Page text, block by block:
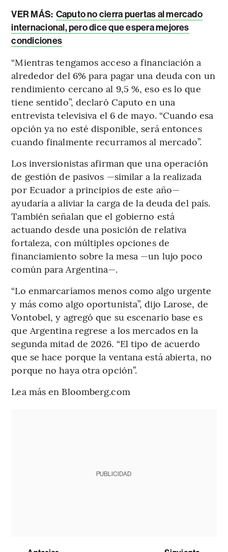
VER MÁS: Caputo no cierra puertas al mercado
internacional, pero dice que espera mejores
condiciones
“Mientras tengamos acceso a financiación a
alrededor del 6% para pagar una deuda con un
rendimiento cercano al 9,5 %, eso es lo que
tiene sentido”, declaró Caputo en una
entrevista televisiva el 6 de mayo. “Cuando esa
opción ya no esté disponible, será entonces
cuando finalmente recurramos al mercado”.
Los inversionistas afirman que una operación
de gestión de pasivos —similar a la realizada
por Ecuador a principios de este año—
ayudaría a aliviar la carga de la deuda del país.
También señalan que el gobierno está
actuando desde una posición de relativa
fortaleza, con múltiples opciones de
financiamiento sobre la mesa —un lujo poco
común para Argentina—.
“Lo enmarcaríamos menos como algo urgente
y más como algo oportunista”, dijo Larose, de
Vontobel, y agregó que su escenario base es
que Argentina regrese a los mercados en la
segunda mitad de 2026. “El tipo de acuerdo
que se hace porque la ventana está abierta, no
porque no haya otra opción”.
Lea más en Bloomberg.com
PUBLICIDAD